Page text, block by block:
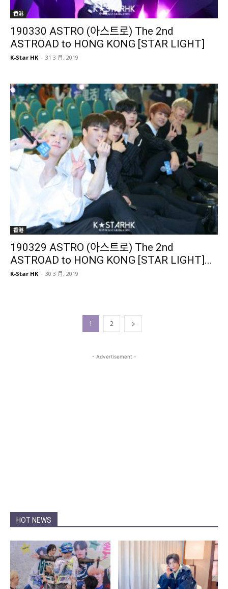
香港
190330 ASTRO (아스트로) The 2nd
ASTROAD to HONG KONG [STAR LIGHT]
K-Star HK - 31 3 月, 2019
香港
190329 ASTRO (아스트로) The 2nd
ASTROAD to HONG KONG [STAR LIGHT]...
K-Star HK - 30 3 月, 2019
1 2
- Advertisement -
HOT NEWS